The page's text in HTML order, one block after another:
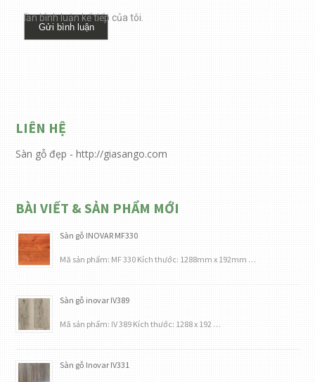
lần bình luận kế tiếp của tôi.
LIÊN HỆ
Sàn gỗ đẹp - http://giasango.com
BÀI VIẾT & SẢN PHẨM MỚI
Sàn gỗ INOVAR MF330
Mã sản phẩm: MF 330 Kích thước: 1288mm x 192mm …
Sàn gỗ inovar IV389
Mã sản phẩm: IV 389 Kích thước: 1288 x 192 …
Sàn gỗ Inovar IV331